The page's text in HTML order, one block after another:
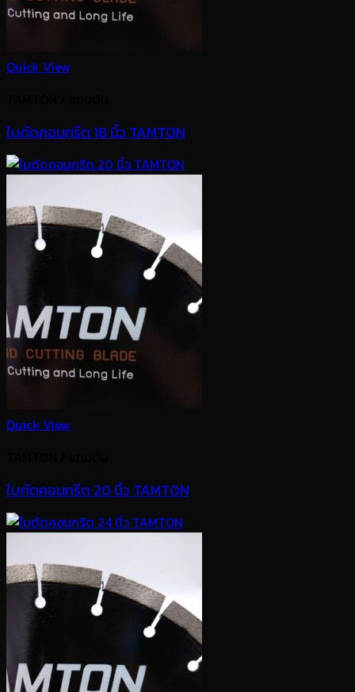
Quick View
ใบตัดคอนกรีต 18 นิ้ว TAMTON
Quick View
ใบตัดคอนกรีต 20 นิ้ว TAMTON